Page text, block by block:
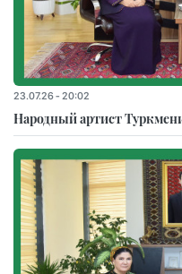
23.07.26 - 20:02
Народный артист